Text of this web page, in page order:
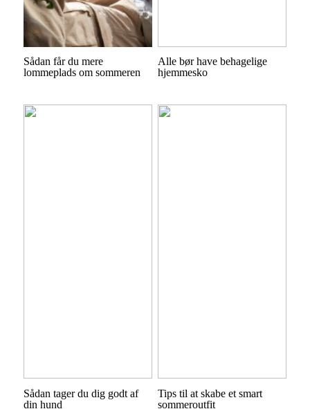
Sådan får du mere
lommeplads om sommeren
Alle bør have behagelige
hjemmesko
Sådan tager du dig godt af
din hund
Tips til at skabe et smart
sommeroutfit